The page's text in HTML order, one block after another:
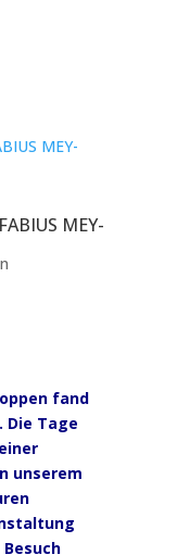
MEY-
fand
Tage
unserem